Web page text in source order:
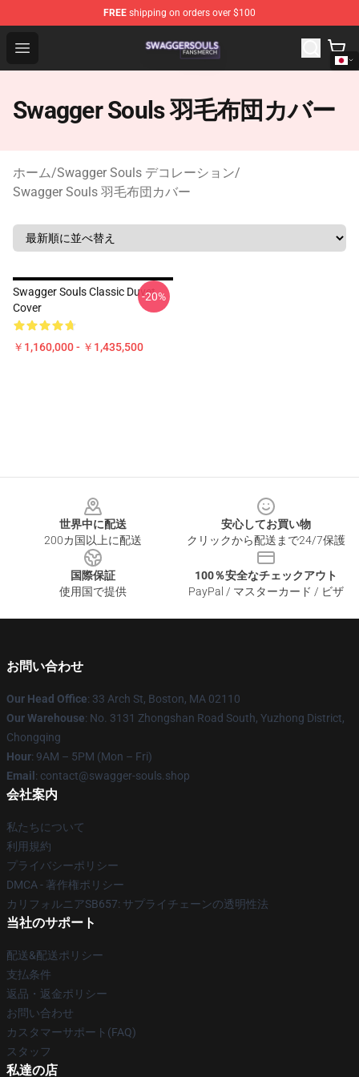
FREE shipping on orders over $100
Open menu
Swagger Souls Shop - Official Swagger Souls
Swagger Souls 羽毛布団カバー
ホーム/Swagger Souls デコレーション/
Swagger Souls 羽毛布団カバー
Swagger Souls Classic Duvet
Cover
￥1,160,000 - ￥1,435,500
-20%
世界中に配送
200カ国以上に配送
安心してお買い物
クリックから配送まで24/7保護
国際保証
使用国で提供
100％安全なチェックアウト
PayPal / マスターカード / ビザ
お問い合わせ
Our Head Office: 33 Arch St, Boston, MA 02110
Our Warehouse: No. 3131 Zhongshan Road South, Yuzhong District,
Chongqing
Hour: 9AM – 5PM (Mon – Fri)
Email : contact@swagger-souls.shop
会社案内
私たちについて
利用規約
プライバシーポリシー
DMCA - 著作権ポリシー
カリフォルニアSB657: サプライチェーンの透明性法
当社のサポート
配送&配送ポリシー
支払条件
返品・返金ポリシー
お問い合わせ
カスタマーサポート(FAQ)
スタッフ
私達の店